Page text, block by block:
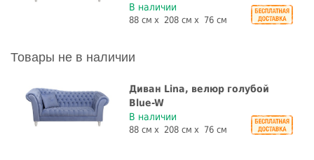
В наличии
88 см 208 см 76 см
Товары не в наличии
Диван Lina, велюр голубой
Blue-W
В наличии
88 см 208 см 76 см